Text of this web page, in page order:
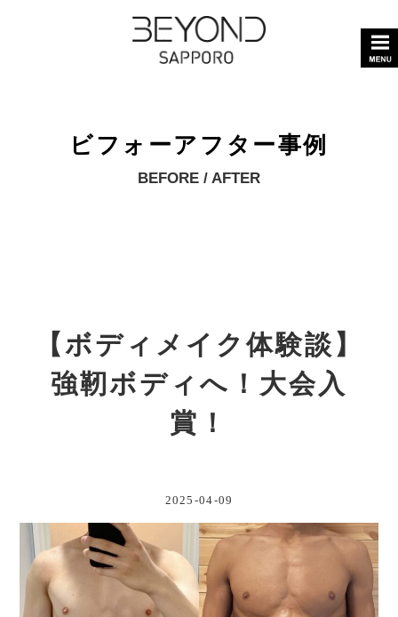
ビフォーアフター事例
BEFORE / AFTER
【ボディメイク体験談】
強靭ボディへ！大会入
賞！
2025-04-09